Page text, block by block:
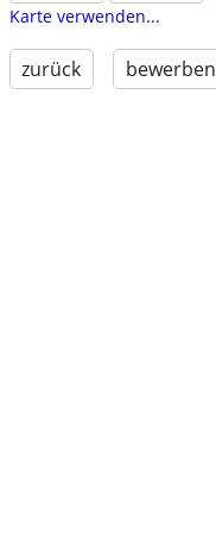
Karte verwenden...
zurück bewerben